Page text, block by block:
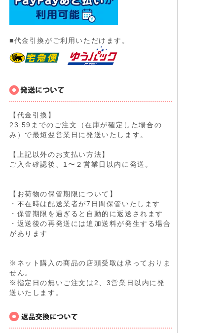
■代金引換がご利用いただけます。
【代金引換】
23:59までのご注文（在庫が確定した場合の
み）で最短翌営業日に発送いたします。
【上記以外のお支払い方法】
ご入金確認後、1〜２営業日以内に発送。
【お荷物の保管期限について】
・不在時は配送業者が7日間保管いたします
・保管期限を過ぎると自動的に返送されます
・返送後の再発送には追加送料が発生する場合
があります
※ネット購入の商品の店頭受取は承っておりま
せん。
※指定日の無いご注文は2、3営業日以内に発
送いたします。